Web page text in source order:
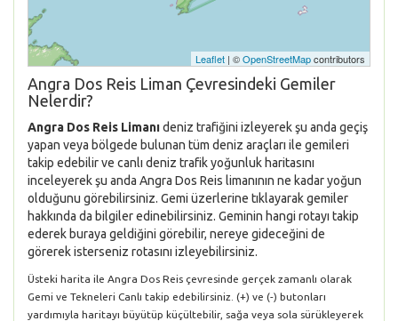
Leaflet | ©OpenStreetMapcontributors
Angra Dos Reis Liman Çevresindeki Gemiler
Nelerdir?
Angra Dos Reis Limanıdeniz trafiğini izleyerek şu anda geçiş
yapan veya bölgede bulunan tüm deniz araçları ile gemileri
takip edebilir ve canlı deniz trafik yoğunluk haritasını
inceleyerek şu anda Angra Dos Reis limanının ne kadar yoğun
olduğunu görebilirsiniz. Gemi üzerlerine tıklayarak gemiler
hakkında da bilgiler edinebilirsiniz. Geminin hangi rotayı takip
ederek buraya geldiğini görebilir, nereye gideceğini de
görerek isterseniz rotasını izleyebilirsiniz.
Üsteki harita ile Angra Dos Reis çevresinde gerçek zamanlı olarak
Gemi ve Tekneleri Canlı takip edebilirsiniz. (+) ve (-) butonları
yardımıyla haritayı büyütüp küçültebilir, sağa veya sola sürükleyerek